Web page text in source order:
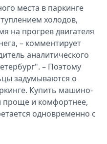
места в паркинге
холодов,
на прогрев двигателя
– комментирует
аналитического
– Поэтому
задумываются о
Купить машино-
проще и комфортнее,
одновременно с